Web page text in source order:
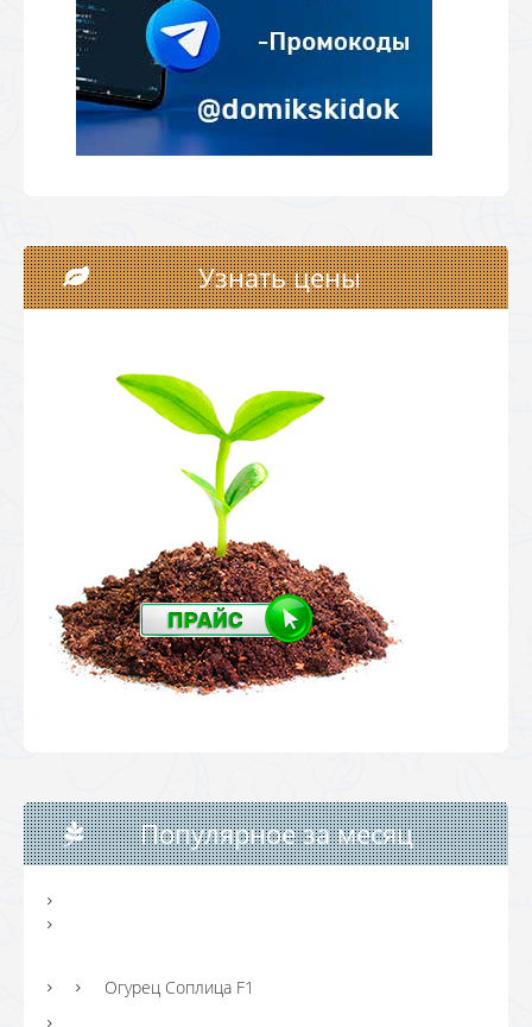
Узнать цены
Популярное за месяц
Огурец Соплица F1